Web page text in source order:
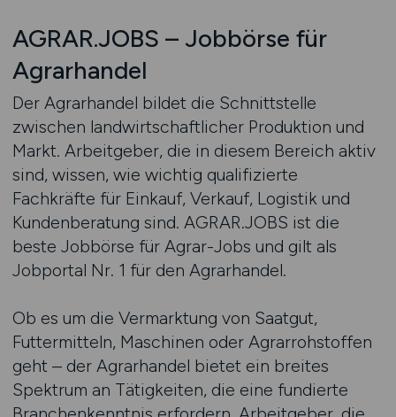
AGRAR.JOBS – Jobbörse für
Agrarhandel
Der Agrarhandel bildet die Schnittstelle
zwischen landwirtschaftlicher Produktion und
Markt. Arbeitgeber, die in diesem Bereich aktiv
sind, wissen, wie wichtig qualifizierte
Fachkräfte für Einkauf, Verkauf, Logistik und
Kundenberatung sind. AGRAR.JOBS ist die
beste Jobbörse für Agrar-Jobs und gilt als
Jobportal Nr. 1 für den Agrarhandel.
Ob es um die Vermarktung von Saatgut,
Futtermitteln, Maschinen oder Agrarrohstoffen
geht – der Agrarhandel bietet ein breites
Spektrum an Tätigkeiten, die eine fundierte